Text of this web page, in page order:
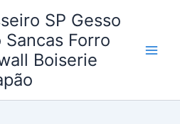
SP Gesso
Sancas Forro
Boiserie